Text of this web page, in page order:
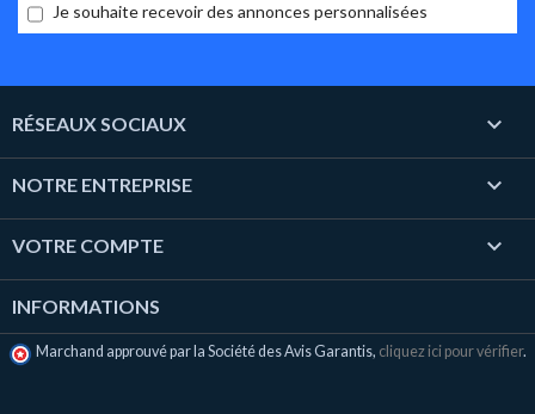
Je souhaite recevoir des annonces personnalisées
RÉSEAUX SOCIAUX 
NOTRE ENTREPRISE 
VOTRE COMPTE 
INFORMATIONS
Marchand approuvé par la Société des Avis Garantis, cliquez ici pour vérifier.